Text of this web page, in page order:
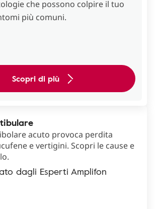
che possono colpire il tuo
più comuni.
Scopri di più
acuto provoca perdita
e vertigini. Scopri le cause e
dagli Esperti Amplifon